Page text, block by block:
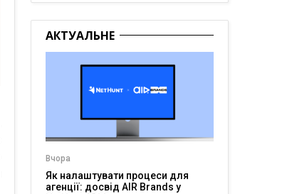
АКТУАЛЬНЕ
Вчора
Як налаштувати процеси для
агенції: досвід AIR Brands у